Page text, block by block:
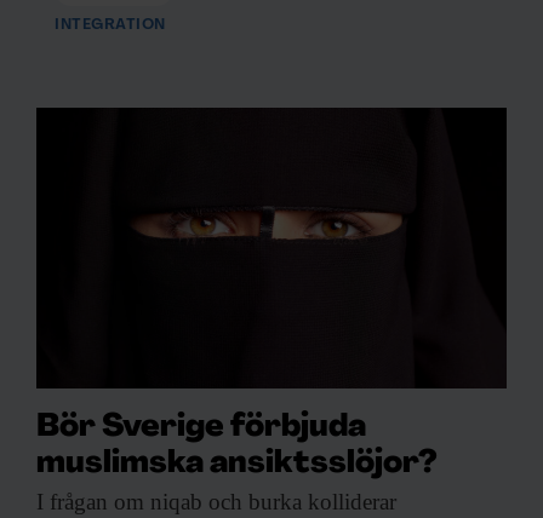
INTEGRATION
Bör Sverige förbjuda
muslimska ansiktsslöjor?
I frågan om niqab och burka kolliderar